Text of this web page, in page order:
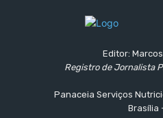
Editor:
Registro de Jornalista
Panaceia Serviços
Brasília